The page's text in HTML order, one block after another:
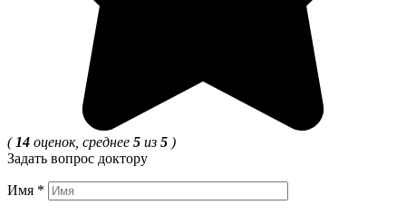
( 14 оценок, среднее 5 из 5 )
Задать вопрос доктору
Имя *